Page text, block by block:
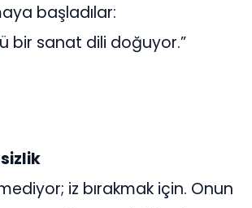
başladılar:
bir sanat dili doğuyor.”
iz bırakmak için. Onun